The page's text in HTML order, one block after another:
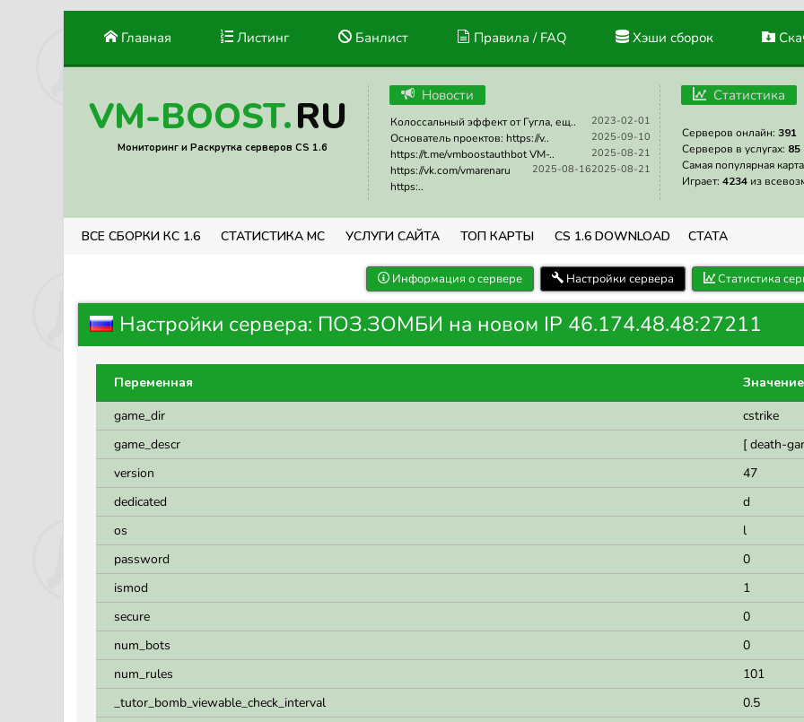
Главная Листинг Банлист Правила / FAQ Хэши сборок
VM-BOOST.RU
Мониторинг и Раскрутка серверов CS 1.6
Новости
2023-02-01
Колоссальный эффект от Гугла, ещ..
2025-09-10
Основатель проектов: https://v..
2025-08-21
https://t.me/vmboostauthbot VM-..
2025-08-21
2025-08-16
https://vk.com/vmarenaru
https:..
Статистика
Серверов онлайн: 391
Серверов в услугах: 85
Самая популярная
Играет: 4234 из
ВСЕ СБОРКИ КС 1.6 СТАТИСТИКА МС УСЛУГИ САЙТА ТОП КАРТЫ CS 1.6 DOWNLOAD СТАТА
Информация о сервере Настройки сервера Статистика
Настройки сервера: ПОЗ.ЗОМБИ на новом IP 46.174.48.48:27211
Переменная
Значение
game_dir
cstrike
game_descr
[ death-
version
47
dedicated
d
os
l
password
0
ismod
1
secure
0
num_bots
0
num_rules
101
_tutor_bomb_viewable_check_interval
0.5